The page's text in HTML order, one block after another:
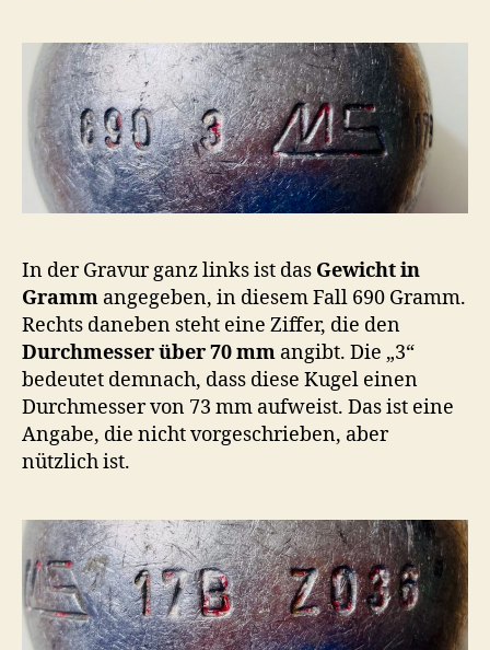
In der Gravur ganz links ist das Gewicht in
Gramm angegeben, in diesem Fall 690 Gramm.
Rechts daneben steht eine Ziffer, die den
Durchmesser über 70 mm angibt. Die „3“
bedeutet demnach, dass diese Kugel einen
Durchmesser von 73 mm aufweist. Das ist eine
Angabe, die nicht vorgeschrieben, aber
nützlich ist.